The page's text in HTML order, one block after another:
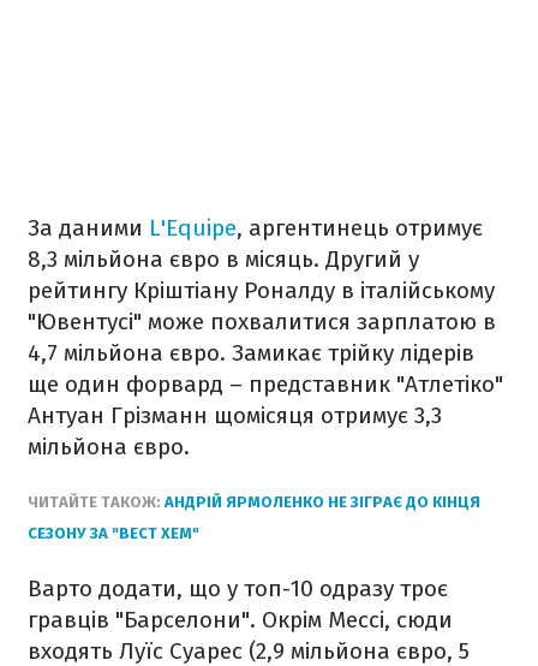
За даними L'Equipe, аргентинець отримує
8,3 мільйона євро в місяць. Другий у
рейтингу Кріштіану Роналду в італійському
"Ювентусі" може похвалитися зарплатою в
4,7 мільйона євро. Замикає трійку лідерів
ще один форвард – представник "Атлетіко"
Антуан Грізманн щомісяця отримує 3,3
мільйона євро.
ЧИТАЙТЕ ТАКОЖ: АНДРІЙ ЯРМОЛЕНКО НЕ ЗІГРАЄ ДО КІНЦЯ
СЕЗОНУ ЗА "ВЕСТ ХЕМ"
Варто додати, що у топ-10 одразу троє
гравців "Барселони". Окрім Мессі, сюди
входять Луїс Суарес (2,9 мільйона євро, 5